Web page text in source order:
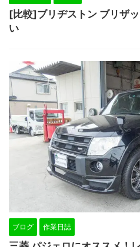
[比較]ブリヂストン ブリザ
い
ブログ 作業日誌